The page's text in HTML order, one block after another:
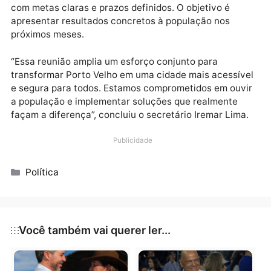
implementar essas inovações.
Educação no trânsito: Ambos os líderes
que a educação é fundamental para mudar
comportamentos e reduzir acidentes. Eles
a criação de programas educativos voltados para
motoristas, ciclistas e pedestres, especialmente nas
escolas e comunidades.
Ao final do encontro, ficou acertado que a Semtran
conjunto para elaborar um plano de ação detalhado,
“Essa reunião amplia um esforço conjunto para
transformar Porto Velho em uma cidade mais